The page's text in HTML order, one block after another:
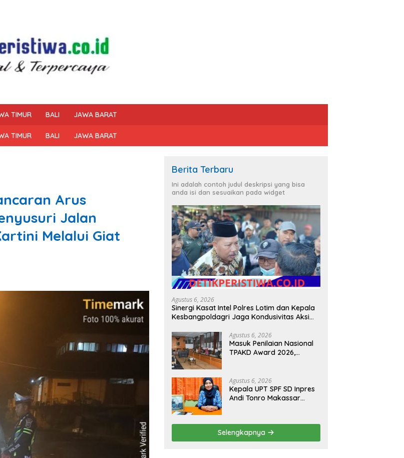
TIMUR BALI JAWA BARAT
TIMUR BALI JAWA BARAT
Arus
Jalan
Melalui Giat
Berita Terbaru
Ini adalah contoh judul deskripsi yang bisa
anda isi dan sesuaikan pada widget
Agustus 6, 2026
Sinergi Kasat Intel Polres Lotim dan Kepala
Kesbangpoldagri Jaga Kondusivitas Aksi
Agustus 6, 2026
Masuk Penilaian Nasional
TPAKD Award 2026,
untuk Dongkrak
Kesejahteraan Warga
Agustus 6, 2026
Kepala UPT SPF SD Inpres
Andi Tonro Makassar
Sekolah
Selengkapnya